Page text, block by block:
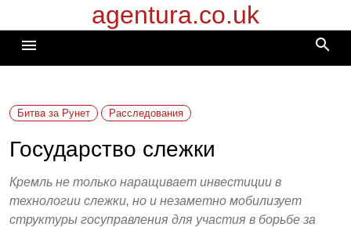
к
содержимому
agentura.co.uk
menu search
Битва за Рунет Расследования
Государство слежки
Кремль не только наращивает инвестиции в
технологии слежки, но и незаметно мобилизует
структуры госуправления для участия в борьбе за